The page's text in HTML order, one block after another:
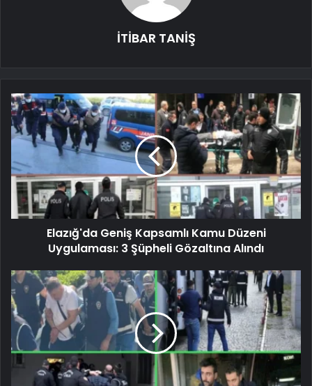
İTİBAR TANİŞ
Elazığ'da Geniş Kapsamlı Kamu Düzeni
Uygulaması: 3 Şüpheli Gözaltına Alındı